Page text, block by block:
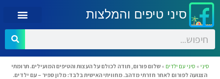
סיני טיפים והמלצות
סיני » סיני עם ילדים »שלום פורום, תודה לכולם על העצות והטיפים המועילים. תרומתי
הצנועה לפורום לאחר חזרתי מדהב. מחוויתי האישית בלבד: מלון ספיר – עם ילדים.